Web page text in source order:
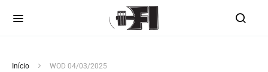
Início WOD 04/03/2025